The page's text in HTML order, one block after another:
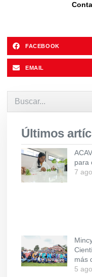
FACEBOOK
EMAIL
Últimos
para
7
más
5